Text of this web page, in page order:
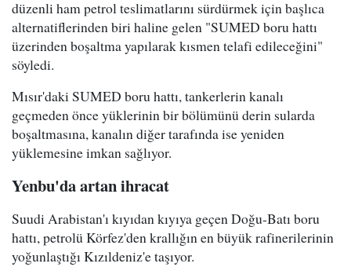
düzenli ham petrol teslimatlarını sürdürmek için başlıca
alternatiflerinden biri haline gelen "SUMED boru hattı
üzerinden boşaltma yapılarak kısmen telafi edileceğini"
söyledi.
Mısır'daki SUMED boru hattı, tankerlerin kanalı
geçmeden önce yüklerinin bir bölümünü derin sularda
boşaltmasına, kanalın diğer tarafında ise yeniden
yüklemesine imkan sağlıyor.
Yenbu'da artan ihracat
Suudi Arabistan'ı kıyıdan kıyıya geçen Doğu-Batı boru
hattı, petrolü Körfez'den krallığın en büyük rafinerilerinin
yoğunlaştığı Kızıldeniz'e taşıyor.